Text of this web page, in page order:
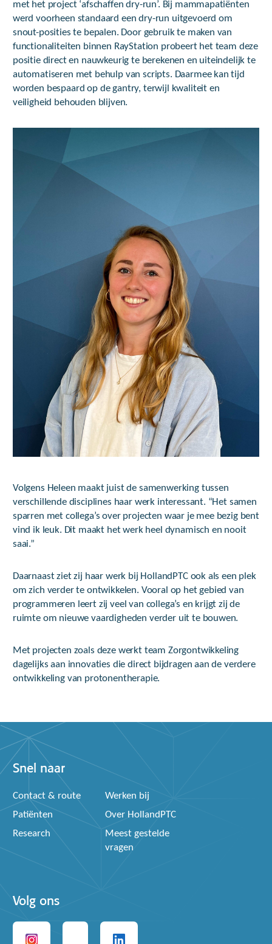
met het project ‘afschaffen dry-run’. Bij mammapatiënten
werd voorheen standaard een dry-run uitgevoerd om
snout-posities te bepalen. Door gebruik te maken van
functionaliteiten binnen RayStation probeert het team deze
positie direct en nauwkeurig te berekenen en uiteindelijk te
automatiseren met behulp van scripts. Daarmee kan tijd
worden bespaard op de gantry, terwijl kwaliteit en
veiligheid behouden blijven.
Volgens Heleen maakt juist de samenwerking tussen
verschillende disciplines haar werk interessant. “Het samen
sparren met collega’s over projecten waar je mee bezig bent
vind ik leuk. Dit maakt het werk heel dynamisch en nooit
saai.”
Daarnaast ziet zij haar werk bij HollandPTC ook als een plek
om zich verder te ontwikkelen. Vooral op het gebied van
programmeren leert zij veel van collega’s en krijgt zij de
ruimte om nieuwe vaardigheden verder uit te bouwen.
Met projecten zoals deze werkt team Zorgontwikkeling
dagelijks aan innovaties die direct bijdragen aan de verdere
ontwikkeling van protonentherapie.
Snel naar
Contact & route
Werken bij
Patiënten
Over HollandPTC
Research
Meest gestelde
vragen
Volg ons